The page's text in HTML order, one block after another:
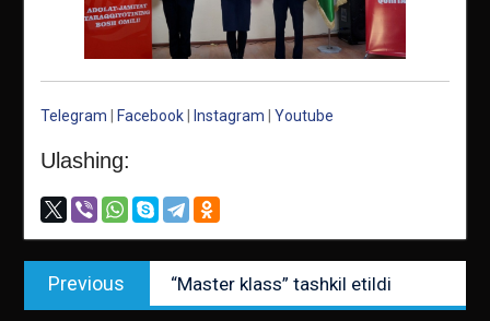
Telegram | Facebook| Instagram | Youtube
Ulashing:
Post
menyusi
Previous
post:
“Master klass” tashkil etildi